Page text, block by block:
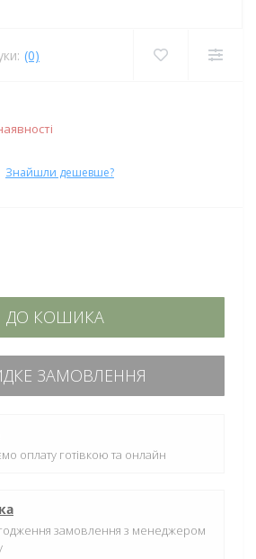
(0)
Знайшли дешевше?
ДО КОШИКА
ЗАМОВЛЕННЯ
оплату готівкою та онлайн
замовлення з менеджером